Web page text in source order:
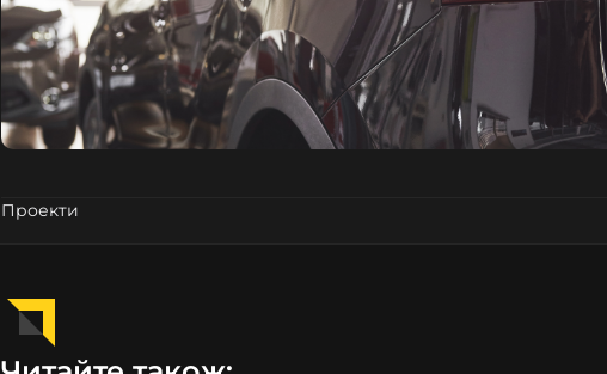
Проекти